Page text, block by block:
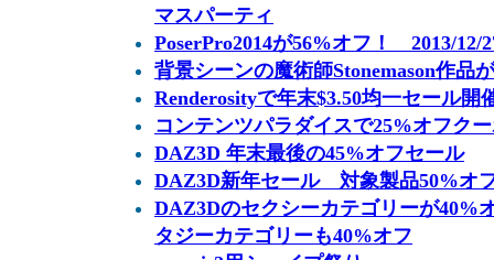
マスパーティ
PoserPro2014が56%オフ！ 2013/12/
背景シーンの魔術師Stonemason作品
Renderosityで年末$3.50均一セール
コンテンツパラダイスで25%オフク
DAZ3D 年末最後の45%オフセール
DAZ3D新年セール 対象製品50%オ
DAZ3Dのセクシーカテゴリーが
タジーカテゴリーも40%オフ